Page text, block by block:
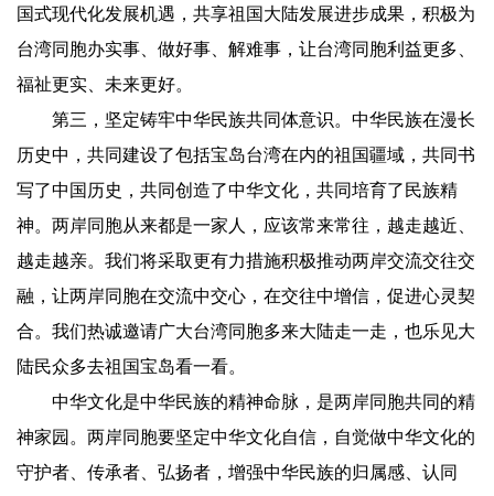
国式现代化发展机遇，共享祖国大陆发展进步成果，积极为
台湾同胞办实事、做好事、解难事，让台湾同胞利益更多、
福祉更实、未来更好。
第三，坚定铸牢中华民族共同体意识。中华民族在漫长
历史中，共同建设了包括宝岛台湾在内的祖国疆域，共同书
写了中国历史，共同创造了中华文化，共同培育了民族精
神。两岸同胞从来都是一家人，应该常来常往，越走越近、
越走越亲。我们将采取更有力措施积极推动两岸交流交往交
融，让两岸同胞在交流中交心，在交往中增信，促进心灵契
合。我们热诚邀请广大台湾同胞多来大陆走一走，也乐见大
陆民众多去祖国宝岛看一看。
中华文化是中华民族的精神命脉，是两岸同胞共同的精
神家园。两岸同胞要坚定中华文化自信，自觉做中华文化的
守护者、传承者、弘扬者，增强中华民族的归属感、认同